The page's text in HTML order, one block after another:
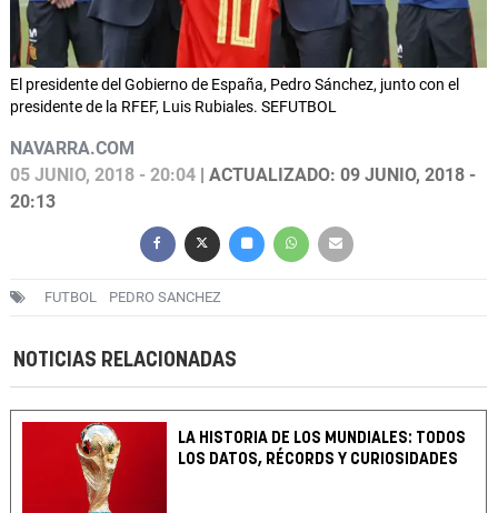
El presidente del Gobierno de España, Pedro Sánchez, junto con el
presidente de la RFEF, Luis Rubiales. SEFUTBOL
NAVARRA.COM
05 JUNIO, 2018 - 20:04 | ACTUALIZADO: 09 JUNIO, 2018 -
20:13
FUTBOL PEDRO SANCHEZ
NOTICIAS RELACIONADAS
LA HISTORIA DE LOS MUNDIALES: TODOS
LOS DATOS, RÉCORDS Y CURIOSIDADES